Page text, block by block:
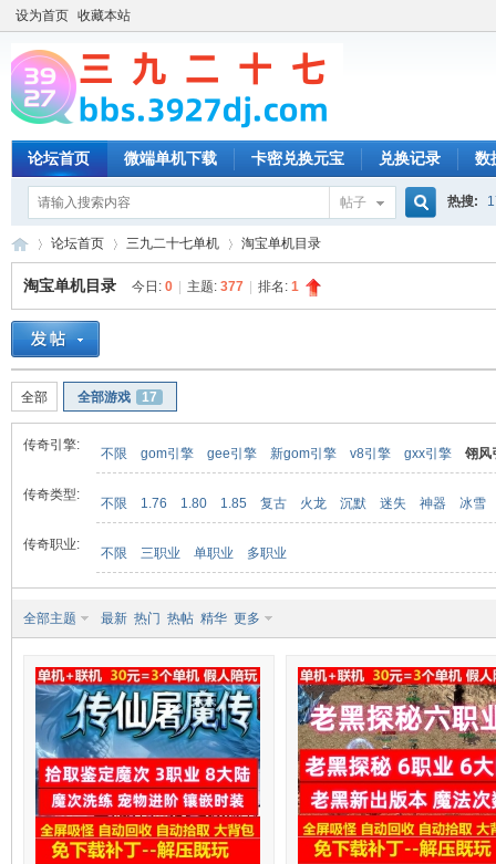
设为首页 收藏本站
论坛首页 微端单机下载 卡密兑换元宝 兑换记录 数
帖子 热搜:
»
论坛首页 三九二十七单机 淘宝单机目录
淘宝单机目录 今日: 0 主题: 377 排名: 1
全部 全部游戏 17
传奇引擎:
不限 gom引擎 gee引擎 新gom引擎 v8引擎 gxx引擎 翎风
传奇类型:
不限 1.76 1.80 1.85 复古 火龙 沉默 迷失 神器 冰雪
传奇职业:
不限 三职业 单职业 多职业
全部主题 最新 热门 热帖 精华 更多